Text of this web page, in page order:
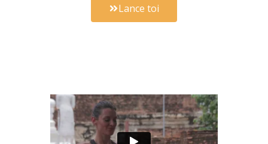
Lance toi